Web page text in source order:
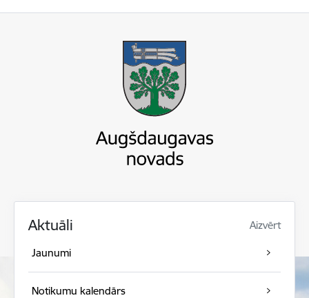
Aktuāli Aizvērt
Jaunumi
Notikumu kalendārs